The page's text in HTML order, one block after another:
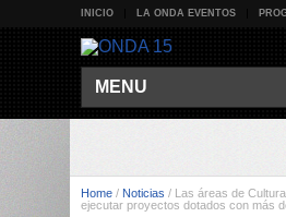
INICIO LA ONDA EVENTOS
MENU
Home / Noticias / Las áreas de
ejecutar proyectos dotados con más